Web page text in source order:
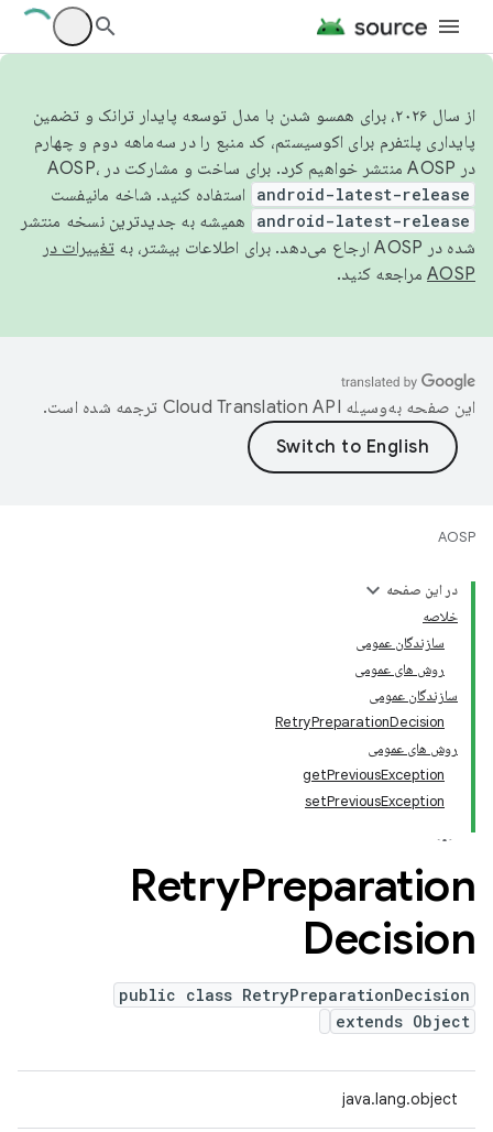
از سال ۲۰۲۶، برای همسو شدن با مدل توسعه پایدار ترانک و تضمین
پایداری پلتفرم برای اکوسیستم، کد منبع را در سه‌ماهه دوم و چهارم
در AOSP منتشر خواهیم کرد. برای ساخت و مشارکت در AOSP،
android-latest-release استفاده کنید. شاخه مانیفست
android-latest-release
همیشه به جدیدترین نسخه منتشر
شده در AOSP ارجاع می‌دهد. برای اطلاعات بیشتر، به
تغییرات در
AOSP مراجعه کنید.
این صفحه به‌وسیله ترجمه شده است.
AOSP
در این صفحه
خلاصه
سازندگان عمومی
روش های عمومی
سازندگان عمومی
RetryPreparationDecision
روش های عمومی
getPreviousException
setPreviousException
RetryPreparation
Decision
public class RetryPreparationDecision
extends Object
java.lang.object